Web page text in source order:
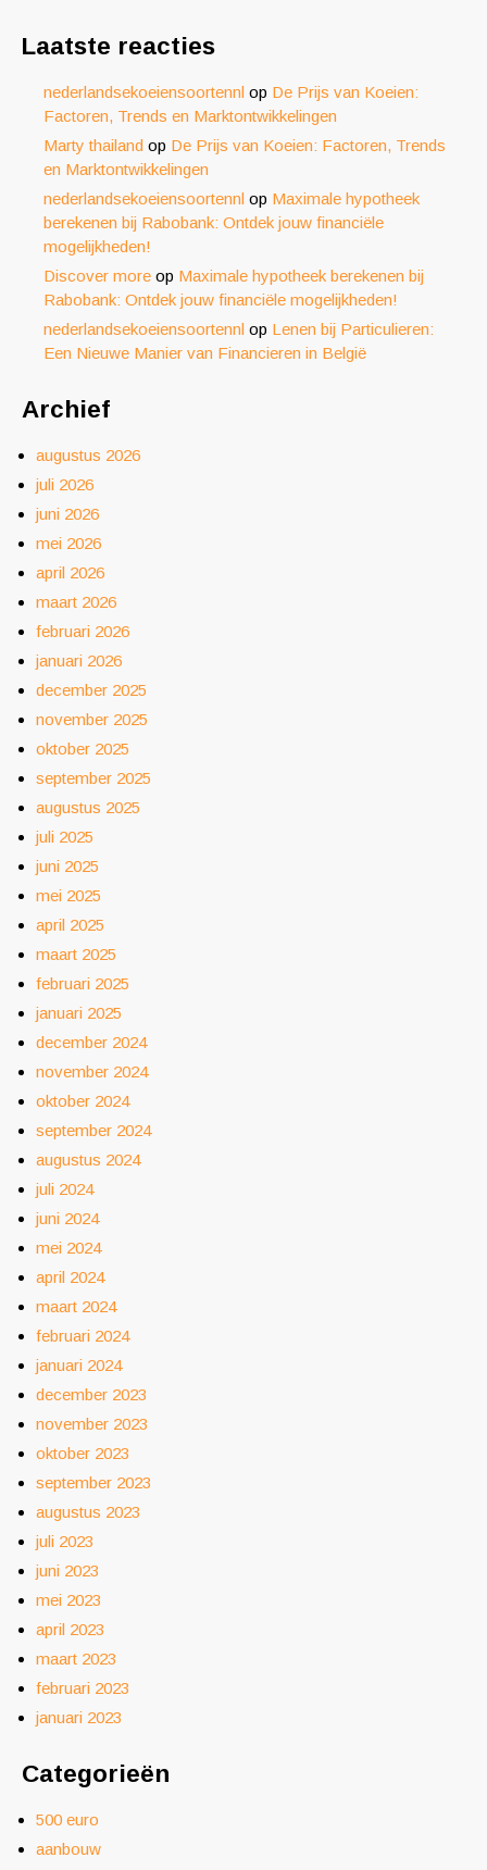
Laatste reacties
nederlandsekoeiensoortennl op De Prijs van Koeien:
Factoren, Trends en Marktontwikkelingen
Marty thailand op De Prijs van Koeien: Factoren, Trends
en Marktontwikkelingen
nederlandsekoeiensoortennl op Maximale hypotheek
berekenen bij Rabobank: Ontdek jouw financiële
mogelijkheden!
Discover more op Maximale hypotheek berekenen bij
Rabobank: Ontdek jouw financiële mogelijkheden!
nederlandsekoeiensoortennl op Lenen bij Particulieren:
Een Nieuwe Manier van Financieren in België
Archief
augustus 2026
juli 2026
juni 2026
mei 2026
april 2026
maart 2026
februari 2026
januari 2026
december 2025
november 2025
oktober 2025
september 2025
augustus 2025
juli 2025
juni 2025
mei 2025
april 2025
maart 2025
februari 2025
januari 2025
december 2024
november 2024
oktober 2024
september 2024
augustus 2024
juli 2024
juni 2024
mei 2024
april 2024
maart 2024
februari 2024
januari 2024
december 2023
november 2023
oktober 2023
september 2023
augustus 2023
juli 2023
juni 2023
mei 2023
april 2023
maart 2023
februari 2023
januari 2023
Categorieën
500 euro
aanbouw